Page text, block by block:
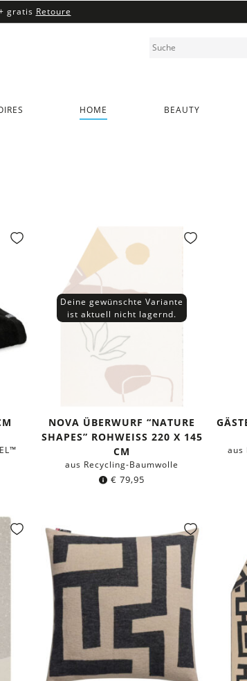
gratis Retoure
HOME BEAUTY
Deine gewünschte Variante
ist aktuell nicht lagernd.
NOVA ÜBERWURF “NATURE
SHAPES” ROHWEISS 220 X 145 C
M
aus Recycling-Baumwolle
€ 79,95
aus